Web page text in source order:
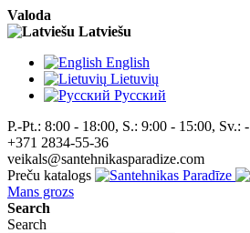
Valoda
Latviešu
English
Lietuvių
Pусский
P.-Pt.: 8:00 - 18:00, S.: 9:00 - 15:00, Sv.: -
+371 2834-55-36
veikals@santehnikasparadize.com
Preču katalogs
Mans grozs
Search
Search